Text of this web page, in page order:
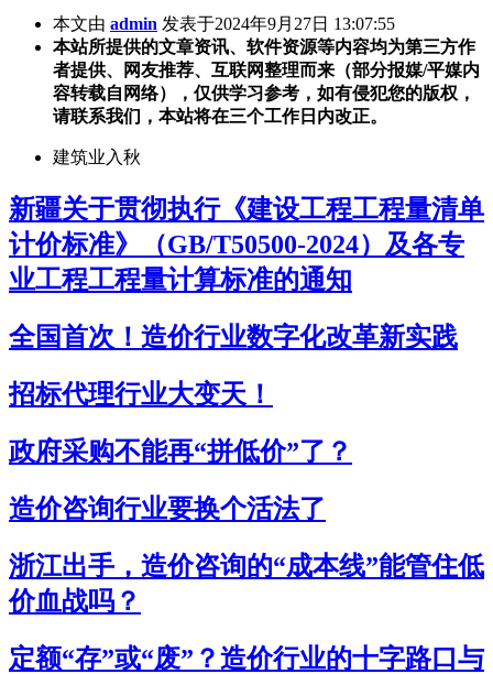
本文由 admin 发表于2024年9月27日 13:07:55
本站所提供的文章资讯、软件资源等内容均为第三方作
者提供、网友推荐、互联网整理而来（部分报媒/平媒内
容转载自网络），仅供学习参考，如有侵犯您的版权，
请联系我们，本站将在三个工作日内改正。
建筑业入秋
新疆关于贯彻执行《建设工程工程量清单
计价标准》（GB/T50500-2024）及各专
业工程工程量计算标准的通知
全国首次！造价行业数字化改革新实践
招标代理行业大变天！
政府采购不能再“拼低价”了？
造价咨询行业要换个活法了
浙江出手，造价咨询的“成本线”能管住低
价血战吗？
定额“存”或“废”？造价行业的十字路口与